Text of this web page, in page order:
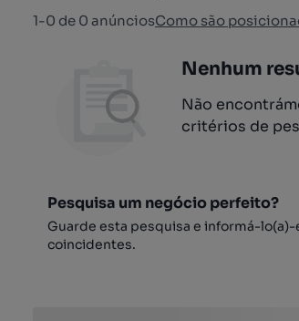
1-0 de 0 anúnciosComo são
Nenhum
Não
critérios de
Pesquisa um negócio perfeito?
Guarde esta pesquisa e informá-
coincidentes.